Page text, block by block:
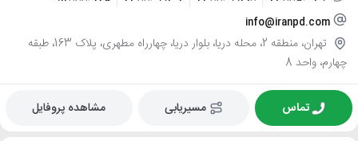
info@iranpd.com
تهران، منطقه 2، محله دریا، بلوار دریا، چهارراه مطهری، پلاک 163، طبقه
چهارم، واحد 8
تماس مسیریابی مشاهده پروفایل